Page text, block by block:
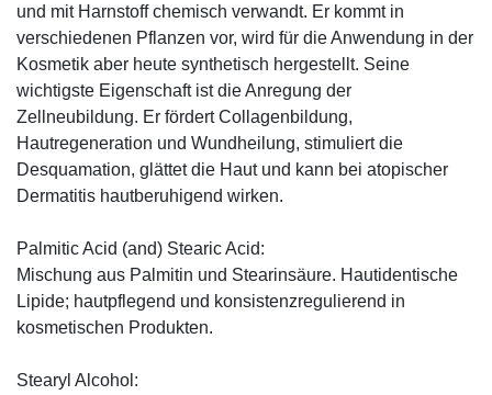
und mit Harnstoff chemisch verwandt. Er kommt in
verschiedenen Pflanzen vor, wird für die Anwendung in der
Kosmetik aber heute synthetisch hergestellt. Seine
wichtigste Eigenschaft ist die Anregung der
Zellneubildung. Er fördert Collagenbildung,
Hautregeneration und Wundheilung, stimuliert die
Desquamation, glättet die Haut und kann bei atopischer
Dermatitis hautberuhigend wirken.
Palmitic Acid (and) Stearic Acid:
Mischung aus Palmitin und Stearinsäure. Hautidentische
Lipide; hautpflegend und konsistenzregulierend in
kosmetischen Produkten.
Stearyl Alcohol: